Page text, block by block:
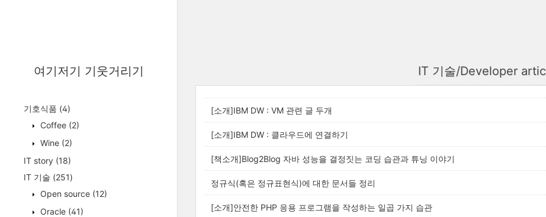
여기저기 기웃거리기
기호식품 (4)
Coffee (2)
Wine (2)
IT story (18)
IT 기술 (251)
Open source (12)
Oracle (41)
IT 기술/Developer
[소개]IBM DW : VM 관련 글 두개
[소개]IBM DW : 클라우드에 연결하기
[책소개]Blog2Blog 자바 성능을 결정짓는 코딩 습관과 튜닝 이야기
정규식(혹은 정규표현식)에 대한 문서들 정리
[소개]안전한 PHP 응용 프로그램을 작성하는 일곱 가지 습관